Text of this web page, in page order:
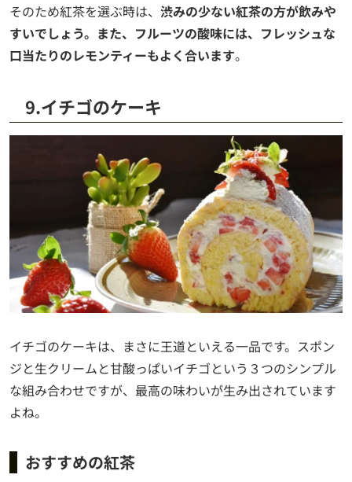
そのため紅茶を選ぶ時は、 渋みの少ない紅茶の方が飲みや
すいでしょう。また、フルーツの酸味には、フレッシュな
口当たりのレモンティーもよく合います。
9.イチゴのケーキ
イチゴのケーキは、まさに王道といえる一品です。スポン
ジと生クリームと甘酸っぱいイチゴという３つのシンプル
な組み合わせですが、最高の味わいが生み出されています
よね。
おすすめの紅茶